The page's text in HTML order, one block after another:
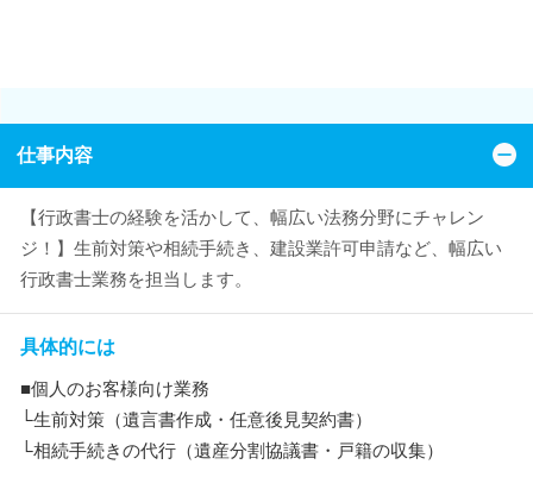
仕事内容
【行政書士の経験を活かして、幅広い法務分野にチャレン
ジ！】生前対策や相続手続き、建設業許可申請など、幅広い
行政書士業務を担当します。
具体的には
■個人のお客様向け業務
└生前対策（遺言書作成・任意後見契約書）
└相続手続きの代行（遺産分割協議書・戸籍の収集）